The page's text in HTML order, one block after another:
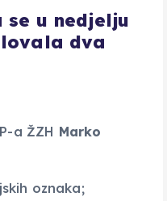
se u nedjelju
dva
a ŽZH Marko
oznaka;